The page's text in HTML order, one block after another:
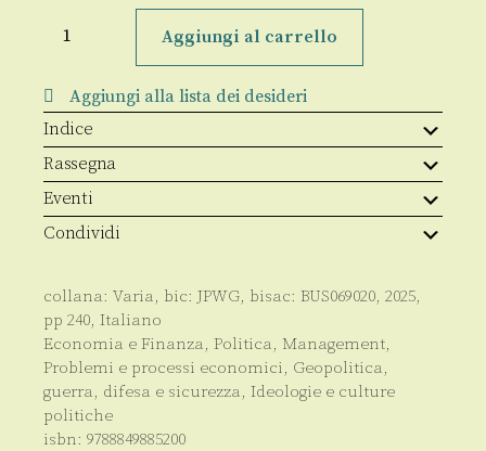
Aggiungi al carrello
Aggiungi alla lista dei desideri
Indice
Rassegna
Eventi
Condividi
collana: Varia, bic: JPWG, bisac: BUS069020, 2025,
pp 240, Italiano
Economia e Finanza, Politica, Management,
Problemi e processi economici, Geopolitica,
guerra, difesa e sicurezza, Ideologie e culture
politiche
isbn: 9788849885200